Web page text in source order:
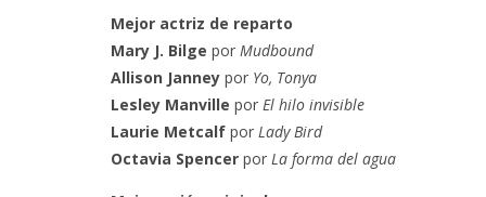
Mejor actriz de reparto
Mary J. Bilge por Mudbound
Allison Janney por Yo, Tonya
Lesley Manville por El hilo invisible
Laurie Metcalf por Lady Bird
Octavia Spencer por La forma del agua